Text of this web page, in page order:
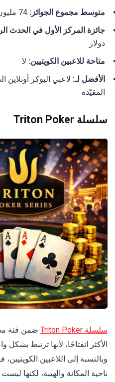
متوسط مجموع الجوائز:
جائزة المركز الأول في الحدث
دولار
متاحة للاعبين الكويتيين: لا
الأفضل لـ: لاعبي البوكر أونلاين
المقيّدة
سلسلة Triton Poker
سلسلة Triton Poker
ضمن فئة
الأكثر انفتاحًا، لأنها ترتبط
وبالنسبة إلى اللاعبين
ناحية المكانة والهيبة، لكنها